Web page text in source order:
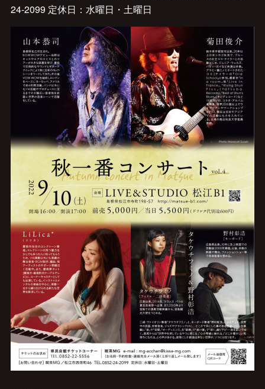
24-2099 定休日：水曜日・土曜日